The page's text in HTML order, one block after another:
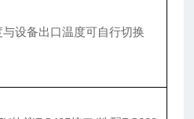
设备出口温度可自行切换